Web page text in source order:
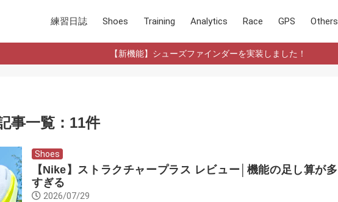
練習日誌 Shoes Training Analytics Race GPS Others
【新機能】シューズファインダーを実装しました！
事一覧：11件
Shoes
【Nike】ストラクチャープラス レビュー│機能の足し算が多
すぎる
2026/07/29